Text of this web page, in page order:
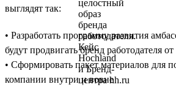
выглядят так:
• Разработать программу развития
будут продвигать бренд работодателя
• Сформировать пакет материалов для
компании внутри и вовне